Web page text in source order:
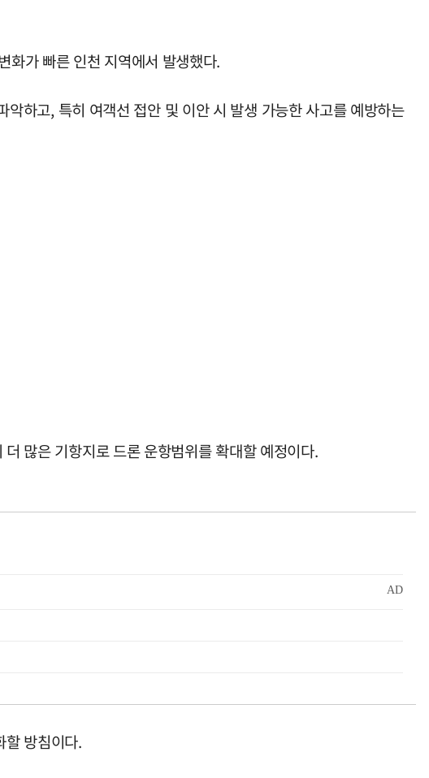
가 빠른 인천 지역에서 발생했다.
하고, 특히 여객선 접안 및 이안 시 발생 가능한 사고를 예방하는
많은 기항지로 드론 운항범위를 확대할 예정이다.
할 방침이다.